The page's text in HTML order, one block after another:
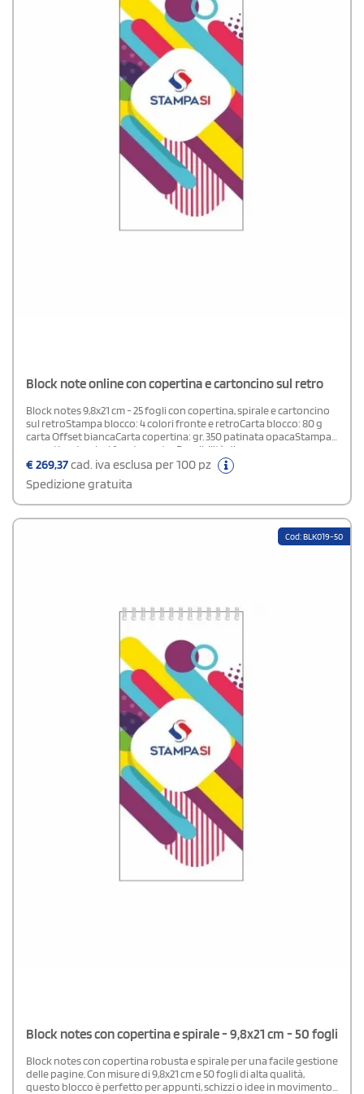
Block note online con copertina e cartoncino sul retro
Block notes 9,8x21 cm - 25 fogli con copertina, spirale e cartoncino
sul retroStampa blocco: 4 colori fronte e retroCarta blocco: 80 g
carta Offset biancaCarta copertina: gr. 350 patinata opacaStampa
copertina: 4 colori fronte e retroPossibilità di
allestimento:verticale con spirale in testa (vedi foto)verticale con
spirale a sinistra (vedi foto)orizzontale con spirale in testa (vedi
foto)orizzontale con spirale a sinistra (vedi foto)Specificare la
tipologia di allestimento scelta nel campo note in fase d'ordine.
€269,37cad. iva esclusa per 100 pz
Spedizione gratuita
Cod: BLK019-50
Block notes con copertina e spirale - 9,8x21 cm - 50 fogli
Block notes con copertina robusta e spirale per una facile gestione
delle pagine. Con misure di 9,8x21 cm e 50 fogli di alta qualità,
questo blocco è perfetto per appunti, schizzi o idee in movimento.